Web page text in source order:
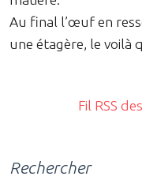
Au final l’œuf en
une étagère, le voilà
Fil RSS
Rechercher